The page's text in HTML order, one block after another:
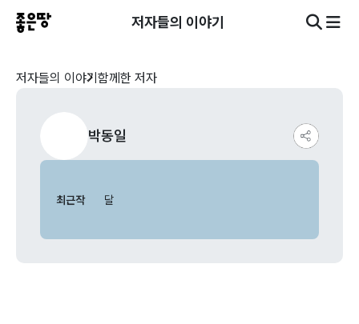
저자들의 이야기
저자들의 이야기 함께한 저자
박동일
최근작 달